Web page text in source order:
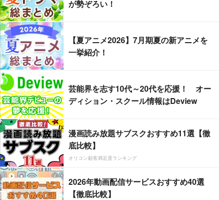
が勢ぞろい！
【夏アニメ2026】7月期夏の新アニメを
一挙紹介！
芸能界を志す10代～20代を応援！ オー
ディション・スクール情報はDeview
漫画読み放題サブスクおすすめ11選【徹
底比較】
オリコン顧客満足度ランキング
2026年動画配信サービスおすすめ40選
【徹底比較】